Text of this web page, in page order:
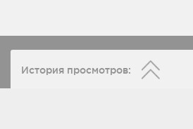
История просмотров: